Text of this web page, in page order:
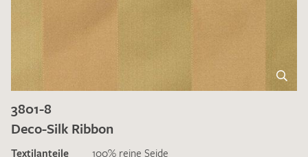
3801-8
Deco-Silk Ribbon
Textilanteile
100% reine Seide